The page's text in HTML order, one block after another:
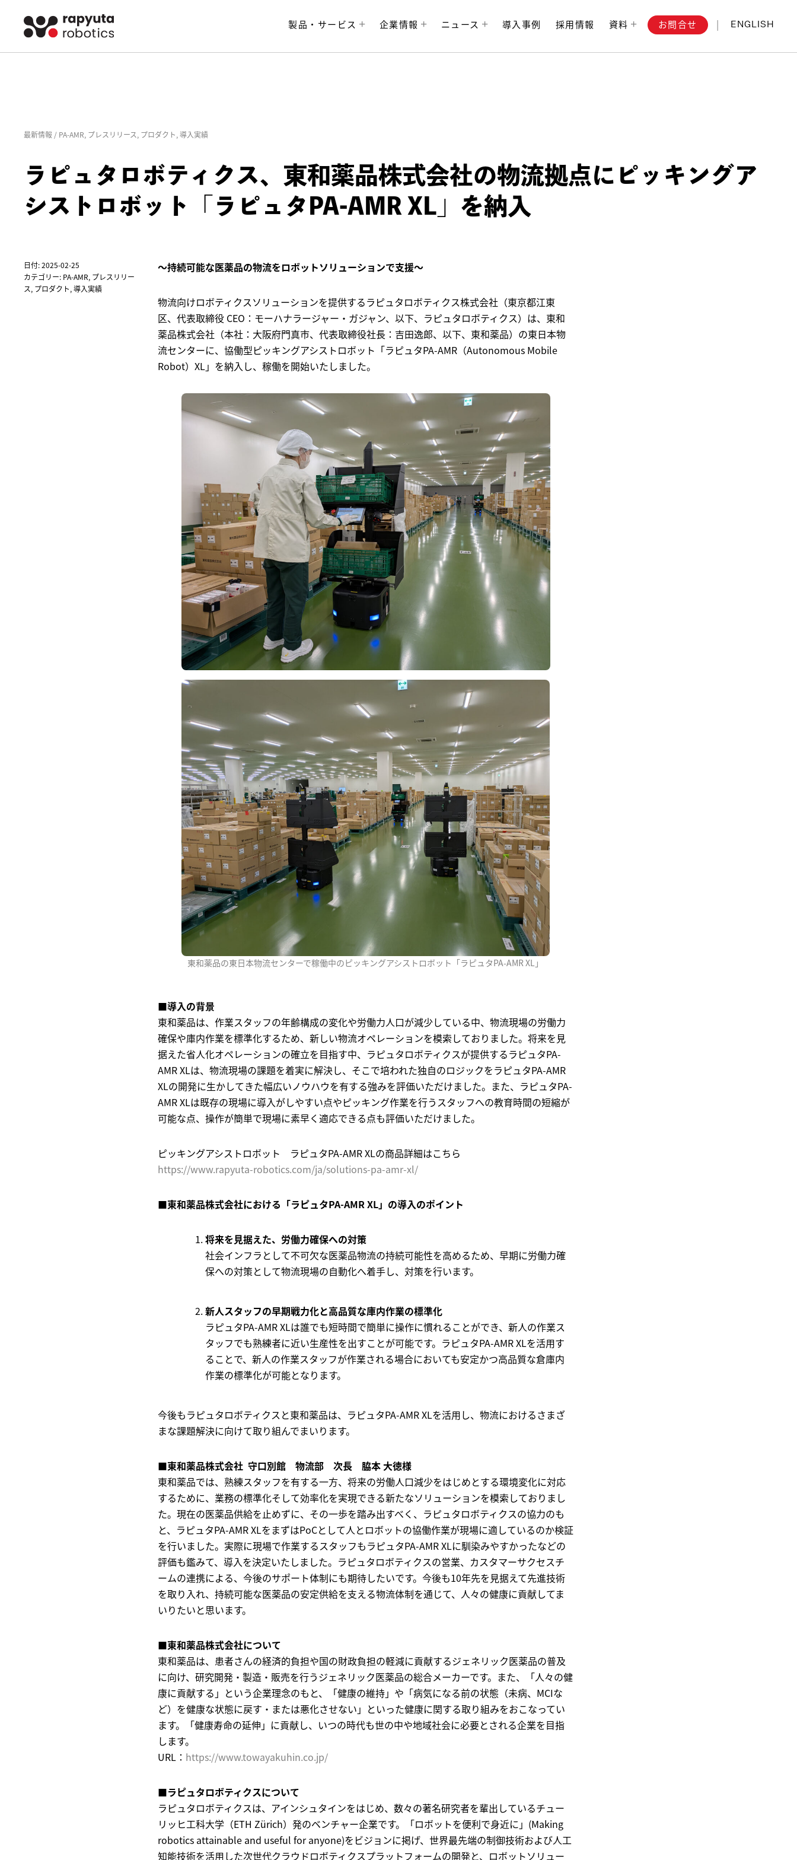
製品・サービス 企業情報 ニュース 導入事例 採用情報 資料 お問合せ ENGLISH
最新情報 / PA-AMR, プレスリリース, プロダクト, 導入実績
ラピュタロボティクス、東和薬品株式会社の物流拠点にピッキングア
シストロボット「ラピュタPA-AMR XL」を納入
日付: 2025-02-25
カテゴリー: PA-AMR, プレスリリー
ス, プロダクト,導入実績
～持続可能な医薬品の物流をロボットソリューションで支援～
物流向けロボティクスソリューションを提供するラピュタロボティクス株式会社（東京都江東
区、代表取締役 CEO：モーハナラージャー・ガジャン、以下、ラピュタロボティクス）は、東和
薬品株式会社（本社：大阪府門真市、代表取締役社長：吉田逸郎、以下、東和薬品）の東日本物
流センターに、協働型ピッキングアシストロボット「ラピュタPA-AMR（Autonomous Mobile
Robot）XL」を納入し、稼働を開始いたしました。
東和薬品の東日本物流センターで稼働中のピッキングアシストロボット「ラピュタPA-AMR XL」
■導入の背景
東和薬品は、作業スタッフの年齢構成の変化や労働力人口が減少している中、物流現場の労働力
確保や庫内作業を標準化するため、新しい物流オペレーションを模索しておりました。将来を見
据えた省人化オペレーションの確立を目指す中、ラピュタロボティクスが提供するラピュタPA-
AMR XLは、物流現場の課題を着実に解決し、そこで培われた独自のロジックをラピュタPA-AMR
XLの開発に生かしてきた幅広いノウハウを有する強みを評価いただけました。また、ラピュタPA-
AMR XLは既存の現場に導入がしやすい点やピッキング作業を行うスタッフへの教育時間の短縮が
可能な点、操作が簡単で現場に素早く適応できる点も評価いただけました。
ピッキングアシストロボット ラピュタPA-AMR XLの商品詳細はこちら
https://www.rapyuta-robotics.com/ja/solutions-pa-amr-xl/
■東和薬品株式会社における「ラピュタPA-AMR XL」の導入のポイント
将来を見据えた、労働力確保への対策
社会インフラとして不可欠な医薬品物流の持続可能性を高めるため、早期に労働力確
保への対策として物流現場の自動化へ着手し、対策を行います。
新人スタッフの早期戦力化と高品質な庫内作業の標準化
ラピュタPA-AMR XLは誰でも短時間で簡単に操作に慣れることができ、新人の作業ス
タッフでも熟練者に近い生産性を出すことが可能です。ラピュタPA-AMR XLを活用す
ることで、新人の作業スタッフが作業される場合においても安定かつ高品質な倉庫内
作業の標準化が可能となります。
今後もラピュタロボティクスと東和薬品は、ラピュタPA-AMR XLを活用し、物流におけるさまざ
まな課題解決に向けて取り組んでまいります。
■東和薬品株式会社 守口別館 物流部 次長 脇本 大徳様
東和薬品では、熟練スタッフを有する一方、将来の労働人口減少をはじめとする環境変化に対応
するために、業務の標準化そして効率化を実現できる新たなソリューションを模索しておりまし
た。現在の医薬品供給を止めずに、その一歩を踏み出すべく、ラピュタロボティクスの協力のも
と、ラピュタPA-AMR XLをまずはPoCとして人とロボットの協働作業が現場に適しているのか検証
を行いました。実際に現場で作業するスタッフもラピュタPA-AMR XLに馴染みやすかったなどの
評価も鑑みて、導入を決定いたしました。ラピュタロボティクスの営業、カスタマーサクセスチ
ームの連携による、今後のサポート体制にも期待したいです。今後も10年先を見据えて先進技術
を取り入れ、持続可能な医薬品の安定供給を支える物流体制を通じて、人々の健康に貢献してま
いりたいと思います。
■東和薬品株式会社について
東和薬品は、患者さんの経済的負担や国の財政負担の軽減に貢献するジェネリック医薬品の普及
に向け、研究開発・製造・販売を行うジェネリック医薬品の総合メーカーです。また、「人々の健
康に貢献する」という企業理念のもと、「健康の維持」や「病気になる前の状態（未病、MCIな
ど）を健康な状態に戻す・または悪化させない」といった健康に関する取り組みをおこなってい
ます。「健康寿命の延伸」に貢献し、いつの時代も世の中や地域社会に必要とされる企業を目指
します。
URL： https://www.towayakuhin.co.jp/
■ラピュタロボティクスについて
ラピュタロボティクスは、アインシュタインをはじめ、数々の著名研究者を輩出しているチュー
リッヒ工科大学（ETH Zürich）発のベンチャー企業です。「ロボットを便利で身近に」(Making
robotics attainable and useful for anyone)をビジョンに掲げ、世界最先端の制御技術および人工
知能技術を活用した次世代クラウドロボティクスプラットフォームの開発と、ロボットソリュー